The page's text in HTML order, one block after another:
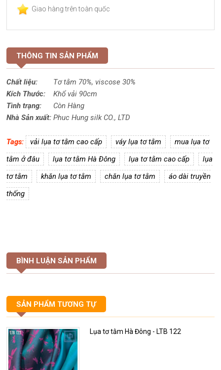
Giao hàng trên toàn quốc
THÔNG TIN SẢN PHẨM
Chất liệu: Tơ tằm 70%, viscose30%
Kích Thước: Khổ vải 90cm
Tình trạng: Còn Hàng
Nhà Sản xuất: Phuc Hung silk CO., LTD
Tags: vải lụa tơ tằm cao cấp váy lụa tơ tằm
mua lụa tơ
tằm ở đâu
lụa tơ tằm Hà Đông lụa tơ tằm cao cấp
lụa
tơ tằm
khăn lụa tơ tằm chăn lụa tơ tằm
áo dài truyền
thống
BÌNH LUẬN SẢN PHẨM
SẢN PHẨM TƯƠNG TỰ
Lụa tơ tằm Hà Đông - LTB 122